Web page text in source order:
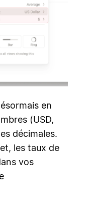
en
(USD,
décimales.
les taux de
vos